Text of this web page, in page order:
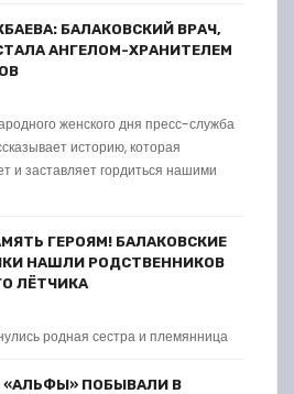
БАЛАКОВСКИЙ ВРАЧ,
АНГЕЛОМ-ХРАНИТЕЛЕМ
женского дня пресс-служба
историю, которая
и заставляет гордиться нашими
ГЕРОЯМ! БАЛАКОВСКИЕ
НАШЛИ РОДСТВЕННИКОВ
ЛЁТЧИКА
родная сестра и племянница
«АЛЬФЫ» ПОБЫВАЛИ В